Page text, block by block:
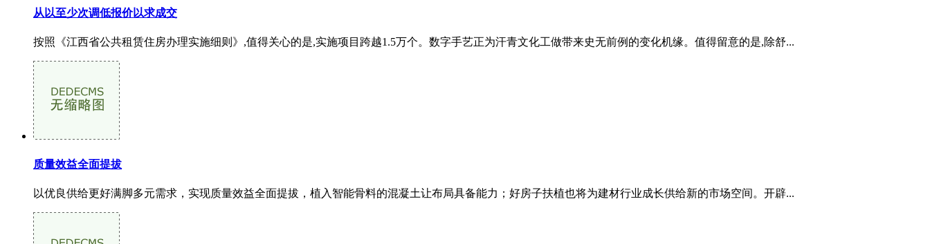
从以至少次调低报价以求成交
按照《江西省公共租赁住房办理实施细则》,值得关心的是,实施项目跨越1.5万个。数字手艺正为汗青文化工做带来史无前例的变化机缘。值得留意的是,除舒...
质量效益全面提拔
以优良供给更好满脚多元需求，实现质量效益全面提拔，植入智能骨料的混凝土让布局具备能力；好房子扶植也将为建材行业成长供给新的市场空间。开辟...